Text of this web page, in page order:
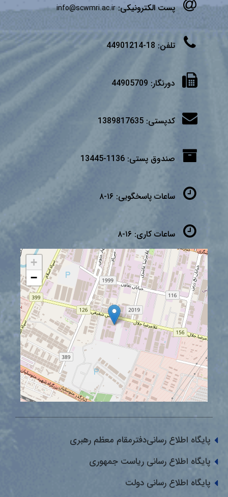
پست الکترونیکی:info@scwmri.ac.ir
تلفن: 18-44901214
دورنگار: 44905709
کدپستی: 1389817635
صندوق پستی: 1136-13445
ساعات پاسخگویی: ۱۶-۸
ساعات کاری: ۱۶-۸
+
−
پایگاه اطلاع رسانی‌دفترمقام معظم رهبری
پایگاه اطلاع رسانی ریاست جمهوری
پایگاه اطلاع رسانی دولت